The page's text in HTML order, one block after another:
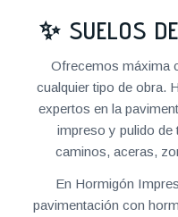
✨ SUELOS
Ofrecemos máxima
cualquier tipo de obra.
expertos en la
impreso y pulido de
caminos, aceras,
En Hormigón
pavimentación con